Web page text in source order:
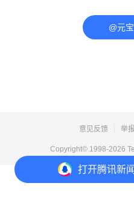
打开腾讯新
@元
意见反馈 举
Copyright© 1998-2026